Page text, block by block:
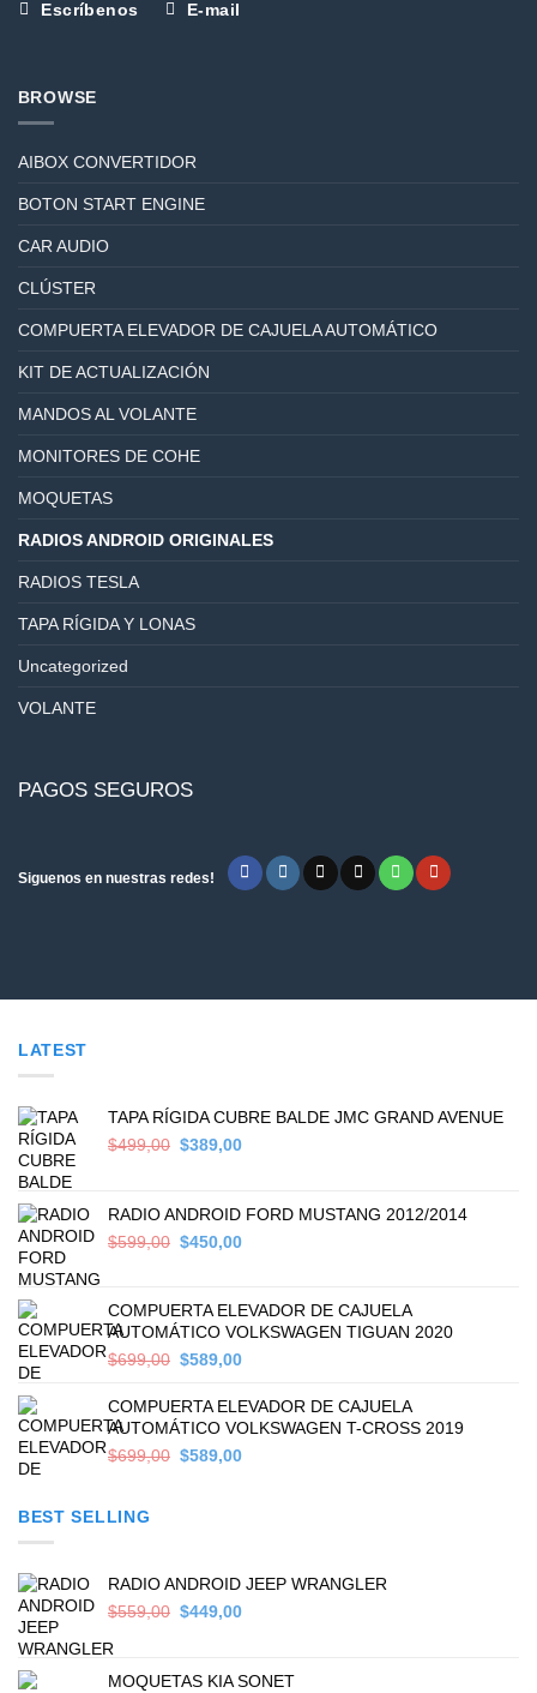
Escríbenos E-mail
BROWSE
AIBOX CONVERTIDOR
BOTON START ENGINE
CAR AUDIO
CLÚSTER
COMPUERTA ELEVADOR DE CAJUELA AUTOMÁTICO
KIT DE ACTUALIZACIÓN
MANDOS AL VOLANTE
MONITORES DE COHE
MOQUETAS
RADIOS ANDROID ORIGINALES
RADIOS TESLA
TAPA RÍGIDA Y LONAS
Uncategorized
VOLANTE
PAGOS SEGUROS
Siguenos en nuestras redes!
LATEST
TAPA RÍGIDA CUBRE BALDE JMC GRAND AVENUE
$499,00 Original
$499,00.
$389,00Current
$389,00.
RADIO ANDROID FORD MUSTANG 2012/2014
$599,00 Original
$599,00.
$450,00Current
$450,00.
COMPUERTA ELEVADOR DE CAJUELA
AUTOMÁTICO VOLKSWAGEN TIGUAN 2020
$699,00 Original
was:
$699,00.
$589,00Current
is:
$589,00.
COMPUERTA ELEVADOR DE CAJUELA
AUTOMÁTICO VOLKSWAGEN T-CROSS 2019
$699,00 Original
$589,00Current
BEST SELLING
RADIO ANDROID JEEP WRANGLER
$559,00 Original
$559,00.
$449,00Current
$449,00.
MOQUETAS KIA SONET